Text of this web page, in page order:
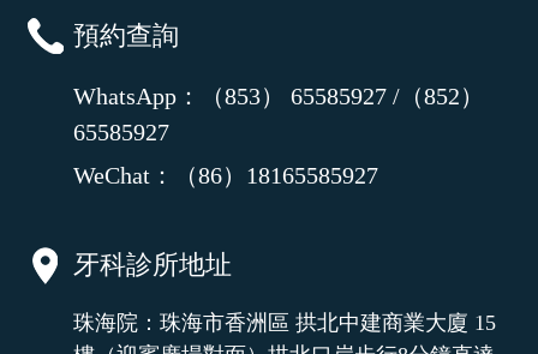
預約查詢
WhatsApp：（853） 65585927 /（852）
65585927
WeChat：（86）18165585927
牙科診所地址
珠海院：珠海市香洲區 拱北中建商業大廈 15